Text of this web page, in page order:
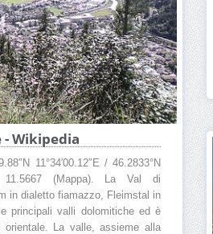
- Wikipedia
11°34′00.12″E / 46.2833°N
11.5667 (Mappa). La Val di
in dialetto fiamazzo, Fleimstal in
principali valli dolomitiche ed è
orientale. La valle, assieme alla